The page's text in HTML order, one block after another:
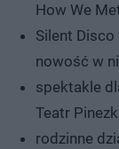
How We
Silent Disco
nowość w
spektakle
Teatr
rodzinne